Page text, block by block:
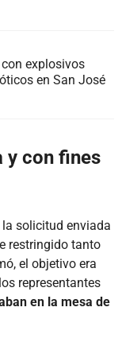
explosivos
en San José
y con fines
solicitud enviada
restringido tanto
el objetivo era
representantes
en la mesa de